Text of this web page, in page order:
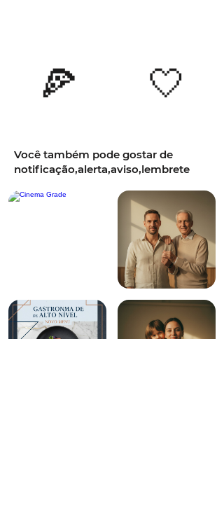
🍕 🤍
Você também pode gostar de
notificação,alerta,aviso,lembrete